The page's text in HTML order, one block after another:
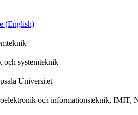
(English)
och systemteknik
Universitet
och informationsteknik, IMIT,